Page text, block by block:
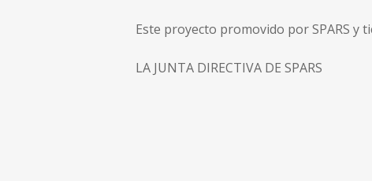
Este proyecto promovido por SPARS y
LA JUNTA DIRECTIVA DE SPARS